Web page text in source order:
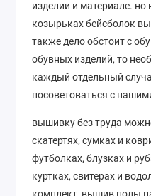
изделии и материале.
козырьках бейсболок
также дело обстоит с
обувных изделий, то
каждый отдельный
посоветоваться с
вышивку без труда
скатертях, сумках и
футболках, блузках и
куртках, свитерах и
комплект, вышив полы